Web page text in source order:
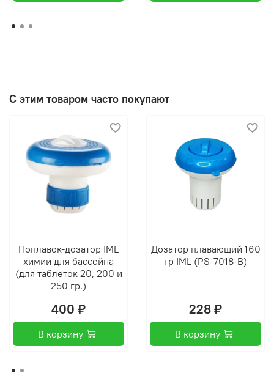
С этим товаром часто покупают
Поплавок-дозатор IML
химии для бассейна
(для таблеток 20, 200 и
250 гр.)
400 ₽
В корзину
Дозатор плавающий 160
гр IML (PS-7018-B)
228 ₽
В корзину